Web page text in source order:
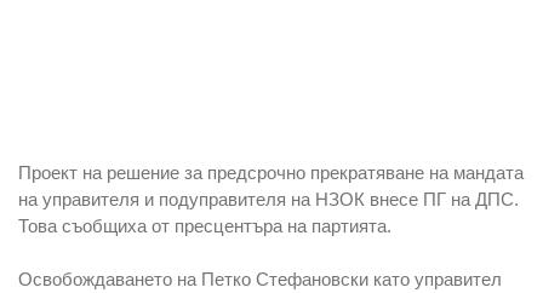
Проект на решение за предсрочно прекратяване на мандата
на управителя и подуправителя на НЗОК внесе ПГ на ДПС.
Това съобщиха от пресцентъра на партията.
Освобождаването на Петко Стефановски като управител